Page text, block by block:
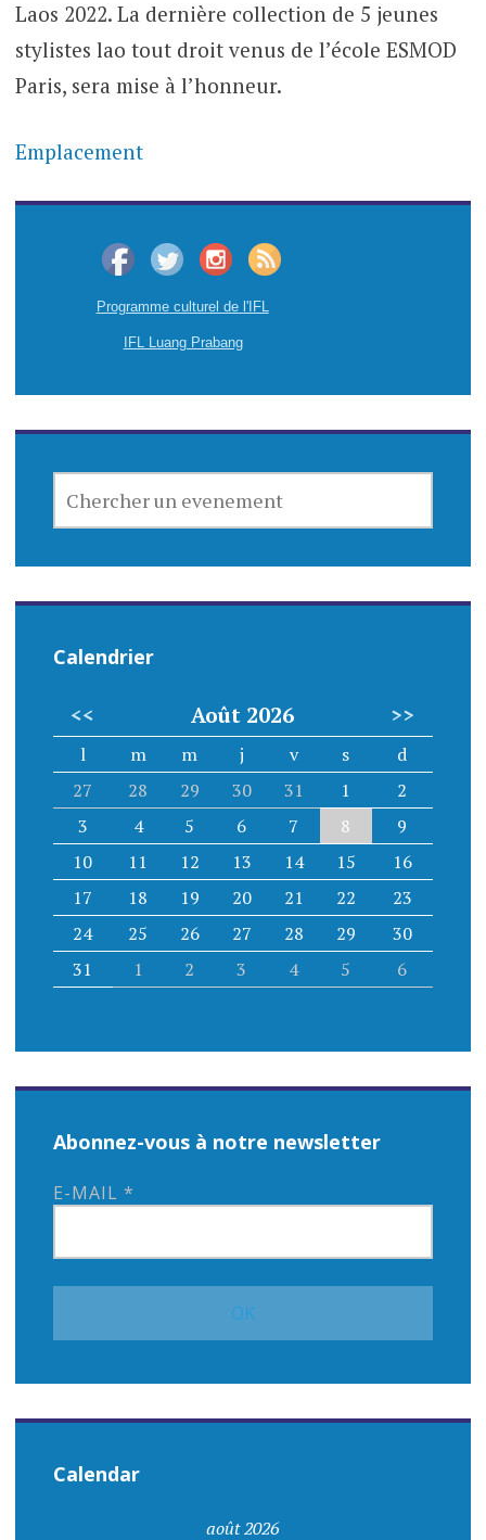
Laos 2022. La dernière collection de 5 jeunes
stylistes lao tout droit venus de l’école ESMOD
Paris, sera mise à l’honneur.
Emplacement
Programme culturel de l'IFL
IFL Luang Prabang
UN
Calendrier
<< Août 2026 >>
l m m j v s
d
27
28 29 30 31 1
2
3
4 5 6 7 8
9
10
11 12 13 14 15
16
17
18 19 20 21 22
23
24
25 26 27 28 29
30
31
1 2 3 4 5 6
Abonnez-vous à notre newsletter
E-MAIL *
Calendar
août 2026